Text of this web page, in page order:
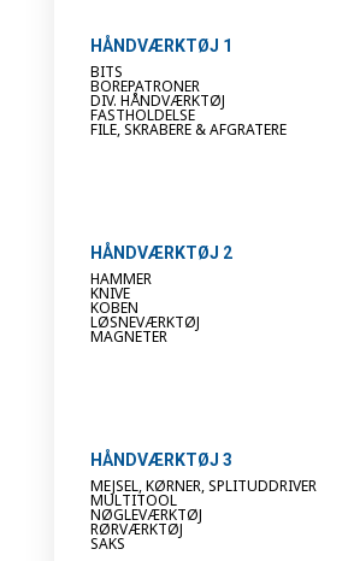
HÅNDVÆRKTØJ 1
BITS
BOREPATRONER
DIV. HÅNDVÆRKTØJ
FASTHOLDELSE
FILE, SKRABERE & AFGRATERE
HÅNDVÆRKTØJ 2
HAMMER
KNIVE
KOBEN
LØSNEVÆRKTØJ
MAGNETER
HÅNDVÆRKTØJ 3
MEJSEL, KØRNER, SPLITUDDRIVER
MULTITOOL
NØGLEVÆRKTØJ
RØRVÆRKTØJ
SAKS